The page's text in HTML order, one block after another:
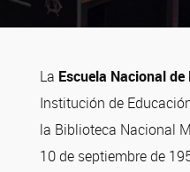
La Escuela Nacional
Institución de
la Biblioteca Nacional
10 de septiembre de